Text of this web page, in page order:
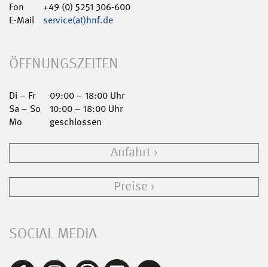
Fon
+49 (0) 5251 306-600
E-Mail
service(at)hnf.de
ÖFFNUNGSZEITEN
Di – Fr
09:00 – 18:00 Uhr
Sa – So
10:00 – 18:00 Uhr
Mo
geschlossen
Anfahrt
Preise
SOCIAL MEDIA